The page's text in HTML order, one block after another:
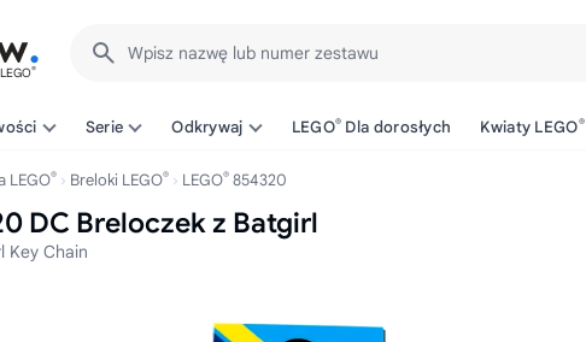
®
Wpisz nazwę lub numer zestawu
Serie Odkrywaj LEGO® Dla dorosłych Kwiaty LEGO®
LEGO® Breloki LEGO® LEGO® 854320
DC Breloczek z Batgirl
Key Chain